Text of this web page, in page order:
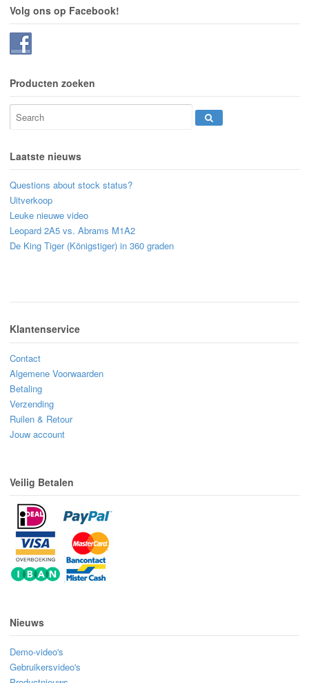
Volg ons op Facebook!
Producten zoeken
Laatste nieuws
Questions about stock status?
Uitverkoop
Leuke nieuwe video
Leopard 2A5 vs. Abrams M1A2
De King Tiger (Königstiger) in 360 graden
Klantenservice
Contact
Algemene Voorwaarden
Betaling
Verzending
Ruilen & Retour
Jouw account
Veilig Betalen
Nieuws
Demo-video's
Gebruikersvideo's